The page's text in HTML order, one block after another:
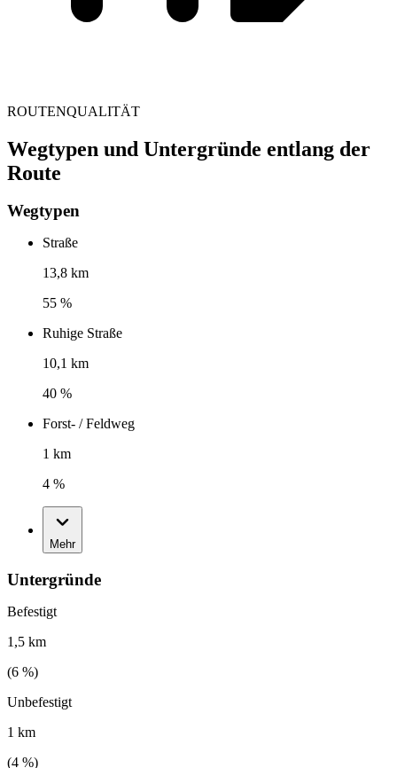
ROUTENQUALITÄT
Wegtypen und Untergründe entlang der
Route
Wegtypen
Straße
13,8 km
55 %
Ruhige Straße
10,1 km
40 %
Forst- / Feldweg
1 km
4 %
Mehr
Untergründe
Befestigt
1,5 km
(6 %)
Unbefestigt
1 km
(4 %)